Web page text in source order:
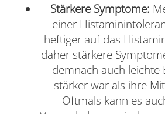
Stärkere Symptome:
einer
heftiger auf das
daher stärkere
demnach auch leichte
stärker war als ihre
Oftmals kann es